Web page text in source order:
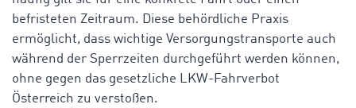
befristeten Zeitraum. Diese behördliche Praxis
ermöglicht, dass wichtige Versorgungstransporte auch
während der Sperrzeiten durchgeführt werden können,
ohne gegen das gesetzliche LKW-Fahrverbot
Österreich zu verstoßen.